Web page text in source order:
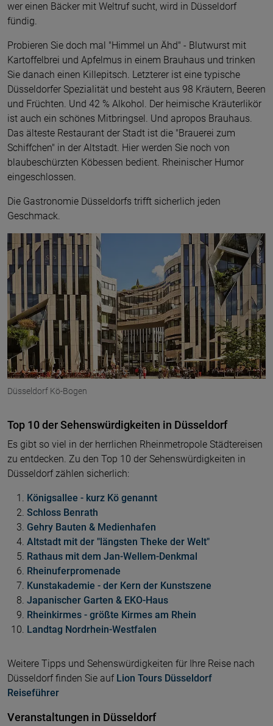
wer einen Bäcker mit Weltruf sucht, wird in Düsseldorf
fündig.
Probieren Sie doch mal "Himmel un Ähd" - Blutwurst mit
Kartoffelbrei und Apfelmus in einem Brauhaus und trinken
Sie danach einen Killepitsch. Letzterer ist eine typische
Düsseldorfer Spezialität und besteht aus 98 Kräutern, Beeren
und Früchten. Und 42 % Alkohol. Der heimische Kräuterlikör
ist auch ein schönes Mitbringsel. Und apropos Brauhaus.
Das älteste Restaurant der Stadt ist die "Brauerei zum
Schiffchen" in der Altstadt. Hier werden Sie noch von
blaubeschürzten Köbessen bedient. Rheinischer Humor
eingeschlossen.
Die Gastronomie Düsseldorfs trifft sicherlich jeden
Geschmack.
Düsseldorf Kö-Bogen
© pixabay
Top 10 der Sehenswürdigkeiten in Düsseldorf
Es gibt so viel in der herrlichen Rheinmetropole Städtereisen
zu entdecken. Zu den Top 10 der Sehenswürdigkeiten in
Düsseldorf zählen sicherlich:
Königsallee - kurz Kö genannt
Schloss Benrath
Gehry Bauten & Medienhafen
Altstadt mit der "längsten Theke der Welt"
Rathaus mit dem Jan-Wellem-Denkmal
Rheinuferpromenade
Kunstakademie - der Kern der Kunstszene
Japanischer Garten & EKO-Haus
Rheinkirmes - größte Kirmes am Rhein
Landtag Nordrhein-Westfalen
Weitere Tipps und Sehenswürdigkeiten für Ihre Reise nach
Düsseldorf finden Sie auf Lion Tours Düsseldorf
Reiseführer
Veranstaltungen in Düsseldorf